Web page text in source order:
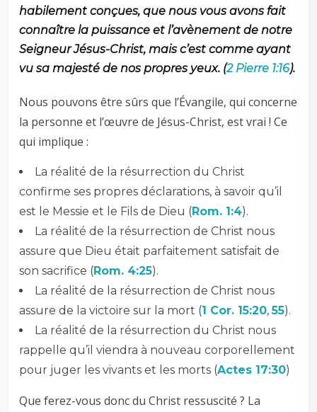
habilement conçues, que nous vous avons fait
connaître la puissance et l’avènement de notre
Seigneur Jésus-Christ, mais c’est commeayant
vu sa majesté de nos propres yeux. (2 Pierre 1:16).
Nous pouvons être sûrs que l’Évangile, qui concerne
la personne et l’œuvre de Jésus-Christ, est vrai ! Ce
qui implique :
La réalité de la résurrection du Christ
confirme ses propres déclarations, à savoir qu’il
est le Messie et le Fils de Dieu (Rom. 1:4).
La réalité de la résurrection de Christ nous
assure que Dieu était parfaitement satisfait de
son sacrifice (Rom. 4:25).
La réalité de la résurrection de Christ nous
assure de la victoire sur la mort (1 Cor. 15:20,55).
La réalité de la résurrection du Christ nous
rappelle qu’il viendra à nouveau corporellement
pour juger les vivants et les morts (Actes 17:30)
Que ferez-vous donc du Christ ressuscité ? La